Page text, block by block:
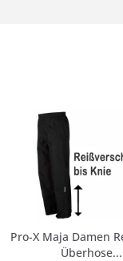
Pro-X Maja Damen
Überhose...